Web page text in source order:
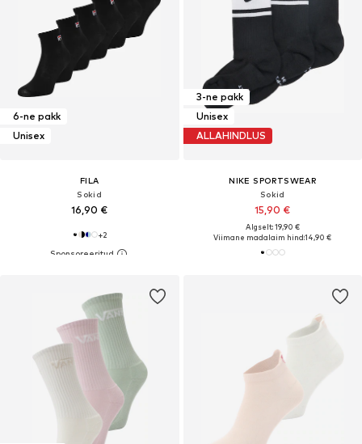
6-ne pakk
Unisex
FILA
Sokid
16,90 €
+2
3-ne pakk
Unisex
ALLAHINDLUS
NIKE SPORTSWEAR
Sokid
15,90 €
Algselt: 19,90 €
Viimane madalaim hind:14,90 €